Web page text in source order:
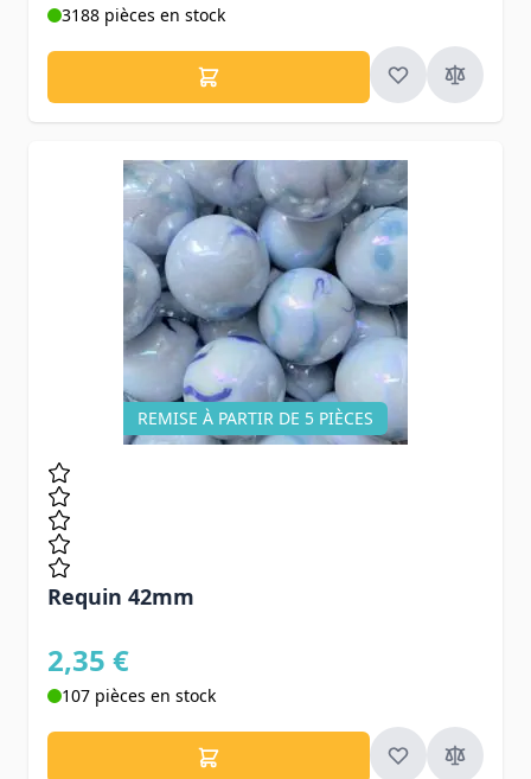
3188 pièces en stock
REMISE À PARTIR DE 5 PIÈCES
Requin 42mm
2,35 €
107 pièces en stock